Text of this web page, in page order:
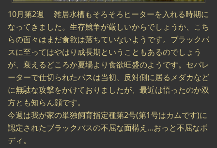
10月第2週 雑居水槽もそろそろヒーターを入れる時期に
なってきました。生存競争が厳しいからでしょうか、こち
らの面々はまだ食欲は落ちていないようです。ブラックバ
スに至ってはやはり成長期ということもあるのでしょう
が、衰えるどころか夏場より食欲旺盛のようです。セパレ
ーターで仕切られたバスは当初、反対側に居るメダカなど
に無駄な攻撃をかけておりましたが、最近は悟ったのか双
方とも知らん顔です。
今週は我が家の単独飼育指定種第2号(第1号はカムです)に
認定されたブラックバスの不屈な面構え…おっと不屈なボ
ディ。